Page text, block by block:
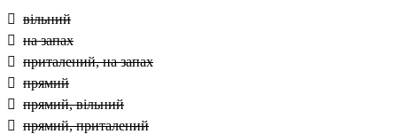
вільний
на запах
приталений, на запах
прямий
прямий, вільний
прямий, приталений